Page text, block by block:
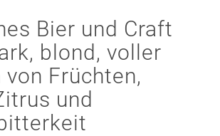
Bier und Craft
blond, voller
Früchten,
und